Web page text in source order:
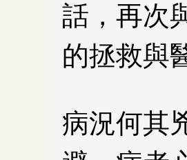
話，再次
的拯救
病況何其